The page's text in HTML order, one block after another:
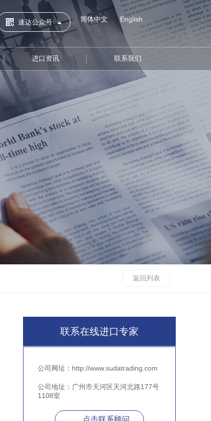
简体中文 English
速达公众号
进口资讯 联系我们
返回列表
联系在线进口专家
公司网址：http://www.sudatrading.com
公司地址：广州市天河区天河北路177号
1108室
点击联系顾问